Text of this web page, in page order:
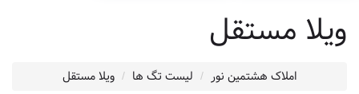
ویلا مستقل
املاک هشتمین نور لیست تگ ها ویلا مستقل